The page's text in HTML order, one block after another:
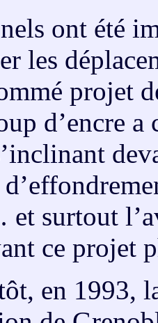
ont été
les
projet
d’encre
surtout
ce projet
en 1993,